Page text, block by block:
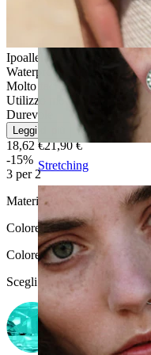
Stretching
Ipoallergenico
Waterproof
Molto facile
Utilizzo moderato
Durevole
Leggi di più
18,62 €21,90 €
-15%
3 per 2
Materiale:
Colore: Grigio argento
Colore della pietra
Scegli Colore della pietra